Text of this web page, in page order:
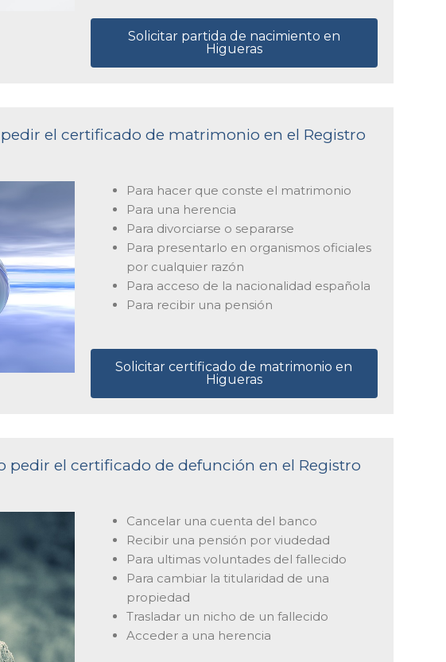
Solicitar partida de nacimiento en
Higueras
el certificado de matrimonio en el Registro
Para hacer que conste el matrimonio
Para una herencia
Para divorciarse o separarse
Para presentarlo en organismos oficiales
por cualquier razón
Para acceso de la nacionalidad española
Para recibir una pensión
Solicitar certificado de matrimonio en
Higueras
pedir el certificado de defunción en el Registro
Cancelar una cuenta del banco
Recibir una pensión por viudedad
Para ultimas voluntades del fallecido
Para cambiar la titularidad de una
propiedad
Trasladar un nicho de un fallecido
Acceder a una herencia